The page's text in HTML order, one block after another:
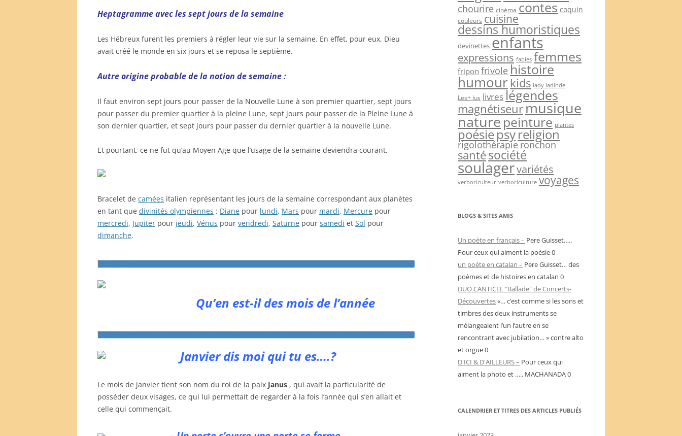
Heptagramme avec les sept jours de la semaine
Les Hébreux furent les premiers à régler leur vie sur la semaine. En effet, pour eux, Dieu
avait créé le monde en six jours et se reposa le septième.
Autre origine probable de la notion de semaine :
Il faut environ sept jours pour passer de la Nouvelle Lune à son premier quartier, sept jours
pour passer du premier quartier à la pleine Lune, sept jours pour passer de la Pleine Lune à
son dernier quartier, et sept jours pour passer du dernier quartier à la nouvelle Lune.
Et pourtant, ce ne fut qu’au Moyen Age que l’usage de la semaine deviendra courant.
Bracelet de camées italien représentant les jours de la semaine correspondant aux planètes
en tant que divinités olympiennes : Diane pour lundi, Mars pour mardi, Mercure pour
mercredi, Jupiter pour jeudi, Vénus pour vendredi, Saturne pour samedi et Sol pour
dimanche.
Qu’en est-il des mois de l’année
Janvier dis moi qui tu es….?
Le mois de janvier tient son nom du roi de la paix Janus , qui avait la particularité de
posséder deux visages, ce qui lui permettait de regarder à la fois l’année qui s’en allait et
celle qui commençait.
chourire cinéma contes coquin
couleurs cuisine
dessins humoristiques
devinettes enfants
expressions fables femmes
fripon frivole histoire
humour kids lady ladinde
Les+ lus livreslégendes
magnétiseurmusique
naturepeinture plantes
poésiepsyreligion
rigolothérapieronchon
santésociété
soulagervariétés
verboriculteur verboriculture voyages
BLOGS & SITES AMIS
Un poète en français – Pere Guisset…..
Pour ceux qui aiment la poèsie 0
un poète en catalan – Pere Guisset… des
poèmes et de histoires en catalan 0
DUO CANTICEL "Ballade" de Concerts-
Découvertes«… c’est comme si les sons et
timbres des deux instruments se
mélangeaient l’un l’autre en se
rencontrant avec jubilation… » contre alto
et orgue 0
D'ICI & D'AILLEURS – Pour ceux qui
aiment la photo et ….. MACHANADA 0
CALENDRIER ET TITRES DES ARTICLES PUBLIÉS